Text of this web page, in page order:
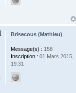
Brisecous (Mathieu)
Message(s) : 158
Inscription : 01 Mars 2015,
19:31